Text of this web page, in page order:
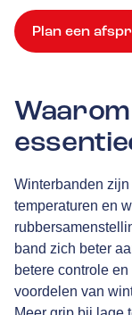
Plan een
Winterbanden
temperaturen en
band zich beter
betere controle
voordelen van